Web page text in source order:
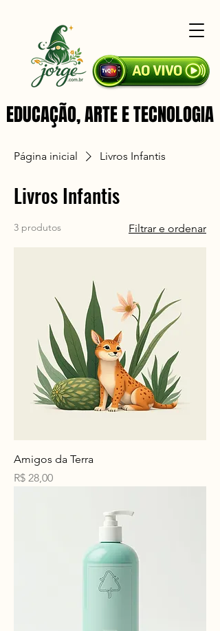
EDUCAÇÃO, ARTE E TECNOLOGIA
EDUCAÇÃO, ARTE E TECNOLOGIA
Página inicial Livros Infantis
Livros Infantis
3 produtos Filtrar e ordenar
Amigos da Terra
Preço
R$ 28,00